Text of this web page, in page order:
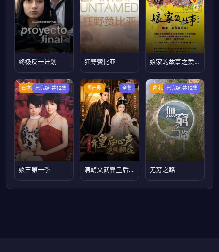
终极反击计划 狂野赞比亚 娘家的故事之爱的抉择
日本剧已完结 共12集
娘王第一季
国产剧 全集
满朝文武靠皇后心声逆风翻盘
香港剧已完结 共12集
无穷之路